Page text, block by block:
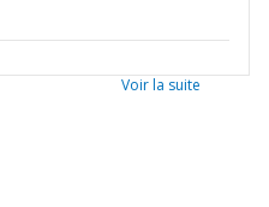
Voir la suite